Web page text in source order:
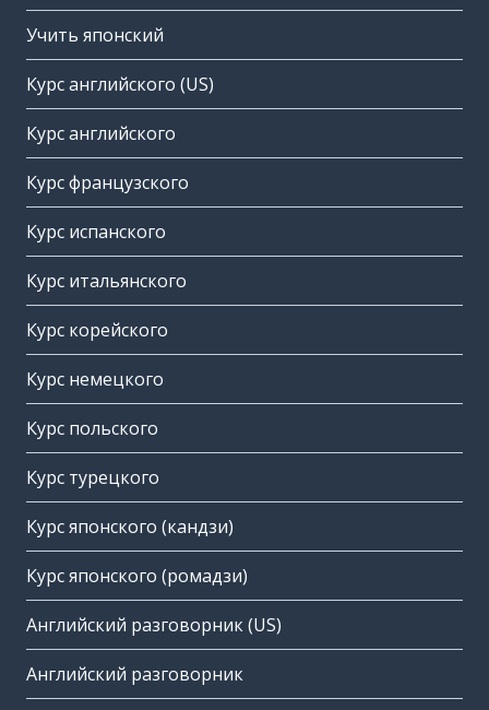
Учить японский
Курс английского (US)
Курс английского
Курс французского
Курс испанского
Курс итальянского
Курс корейского
Курс немецкого
Курс польского
Курс турецкого
Курс японского (кандзи)
Курс японского (ромадзи)
Английский разговорник (US)
Английский разговорник